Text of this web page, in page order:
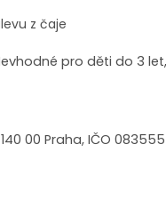
z čaje
pro děti do 3
00 Praha, IČO